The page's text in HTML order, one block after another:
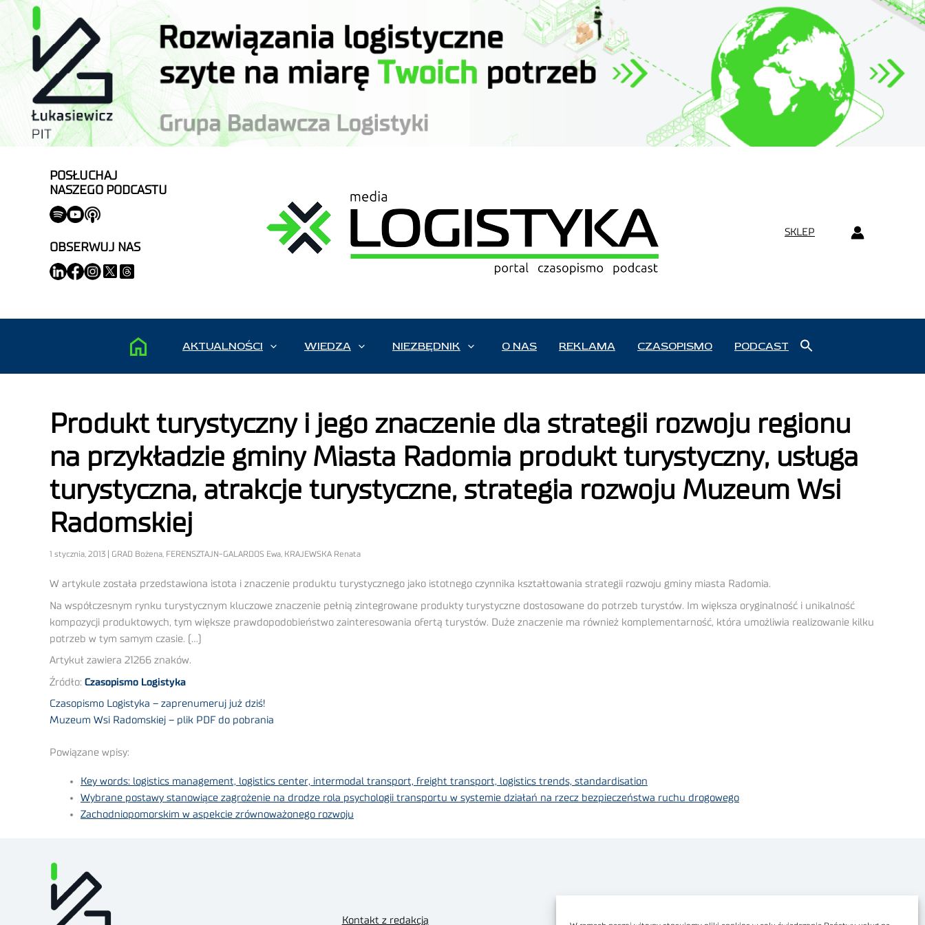
POSŁUCHAJ
NASZEGO PODCASTU
OBSERWUJ NAS
SKLEP
AKTUALNOŚCI WIEDZA NIEZBĘDNIK O NAS REKLAMA CZASOPISMO PODCAST
Produkt turystyczny i jego znaczenie dla strategii rozwoju regionu
na przykładzie gminy Miasta Radomia produkt turystyczny, usługa
turystyczna, atrakcje turystyczne, strategia rozwoju Muzeum Wsi
Radomskiej
1 stycznia, 2013 | GRAD Bożena, FERENSZTAJN-GALARDOS Ewa, KRAJEWSKA Renata
W artykule została przedstawiona istota i znaczenie produktu turystycznego jako istotnego czynnika kształtowania strategii rozwoju gminy miasta Radomia.
Na współczesnym rynku turystycznym kluczowe znaczenie pełnią zintegrowane produkty turystyczne dostosowane do potrzeb turystów. Im większa oryginalność i unikalność
kompozycji produktowych, tym większe prawdopodobieństwo zainteresowania ofertą turystów. Duże znaczenie ma również komplementarność, która umożliwia realizowanie kilku
potrzeb w tym samym czasie. (…)
Artykuł zawiera 21266 znaków.
Źródło: Czasopismo Logistyka
Czasopismo Logistyka – zaprenumeruj już dziś!
Muzeum Wsi Radomskiej – plik PDF do pobrania
Powiązane wpisy:
Key words: logistics management, logistics center, intermodal transport, freight transport, logistics trends, standardisation
Wybrane postawy stanowiące zagrożenie na drodze rola psychologii transportu w systemie działań na rzecz bezpieczeństwa ruchu drogowego
Zachodniopomorskim w aspekcie zrównoważonego rozwoju
Kontakt z redakcją